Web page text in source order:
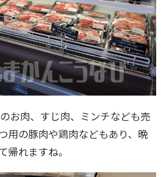
お肉、すじ肉、ミンチなども売
用の豚肉や鶏肉などもあり、晩
帰れますね。